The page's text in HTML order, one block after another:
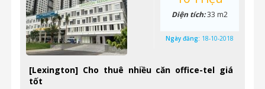
[Lexington] Cho thuê nhiều căn office-tel giá
tốt
Diện tích:33 m2
Ngày đăng: 18-10-2018